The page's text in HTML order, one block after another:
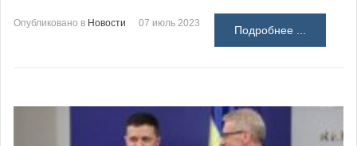
Опубликовано в Новости 07 июль 2023
Подробнее ...